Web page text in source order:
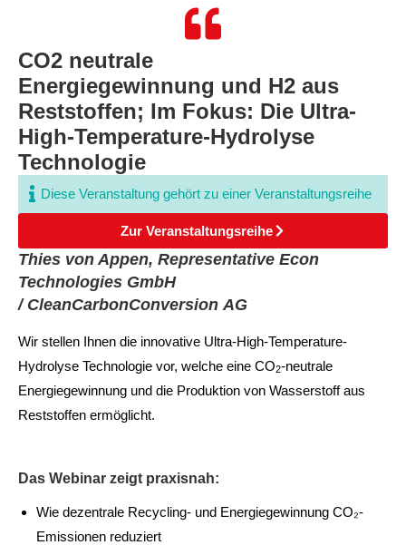
CO2 neutrale
Energiegewinnung und H2 aus
Reststoffen; Im Fokus: Die Ultra-
High-Temperature-Hydrolyse
Technologie
Diese Veranstaltung gehört zu einer Veranstaltungsreihe
Zur Veranstaltungsreihe
Thies von Appen, Representative Econ
Technologies GmbH
/ CleanCarbonConversion AG
Wir stellen Ihnen die innovative Ultra-High-Temperature-
Hydrolyse Technologie vor, welche eine CO2-neutrale
Energiegewinnung und die Produktion von Wasserstoff aus
Reststoffen ermöglicht.
Das Webinar zeigt praxisnah:
Wie dezentrale Recycling- und Energiegewinnung CO₂-
Emissionen reduziert